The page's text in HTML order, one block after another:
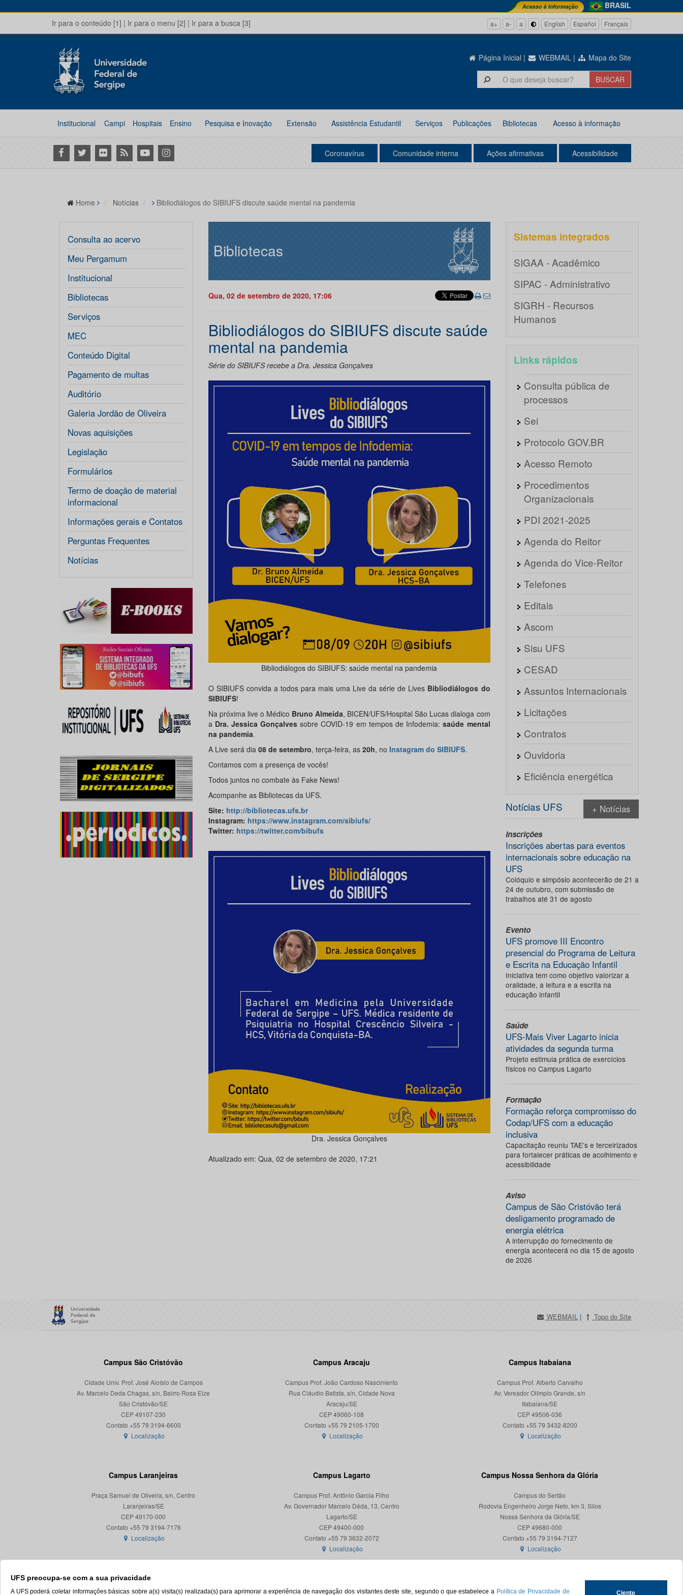
BRASIL
Ir para o conteúdo [1] | Ir para o menu [2] | Ir para a busca [3] a+ a- a English Español Français
Página Inicial | WEBMAIL | Mapa do Site
Institucional Campi Hospitais Ensino Pesquisa e Inovação Extensão Assistência Estudantil Serviços Publicações Bibliotecas Acesso à informação
Facebook
Twitter Flickr RSS YoutubeInstagram Coronavírus Comunidade interna Ações afirmativas Acessibilidade
UFS preocupa-se com a sua privacidade
A UFS poderá coletar informações básicas sobre a(s) visita(s) realizada(s) para aprimorar a experiência de navegação dos visitantes deste site, segundo o que estabelece a Política de Privacidade de Ciente
Home Notícias Bibliodiálogos do SIBIUFS discute saúde mental na pandemia
Consulta ao acervo
Meu Pergamum
Institucional
Bibliotecas
Serviços
MEC
Conteúdo Digital
Pagamento de multas
Auditório
Galeria Jordão de Oliveira
Novas aquisições
Legislação
Formulários
Termo de doação de material
informacional
Informações gerais e Contatos
Perguntas Frequentes
Notícias
Bibliotecas
Qua, 02 de setembro de 2020, 17:06
Bibliodiálogos do SIBIUFS discute saúde
mental na pandemia
Série do SIBIUFS recebe a Dra. Jessica Gonçalves
Bibliodiálogos do SIBIUFS: saúde mental na pandemia
O SIBIUFS convida a todos para mais uma Live da série de Lives Bibliodiálogos do
SIBIUFS!
Na próxima live o Médico Bruno Almeida, BICEN/UFS/Hospital São Lucas dialoga com
aDra. Jessica Gonçalves sobre COVID-19 em tempos de Infodemia:saúde mental
na pandemia.
A Live será dia 08 de setembro, terça-feira, as20h, no Instagram do SIBIUFS.
Contamos com a presença de vocês!
Todos juntos no combate às Fake News!
Acompanhe as Bibliotecas da UFS.
Site: http://bibliotecas.ufs.br
Instagram: https://www.instagram.com/sibiufs/
Twitter: https://twitter.com/bibufs
Dra. Jessica Gonçalves
Atualizado em: Qua, 02 de setembro de 2020, 17:21
Sistemas integrados
SIGAA - Acadêmico
SIPAC - Administrativo
SIGRH - Recursos
Humanos
Links rápidos
Consulta pública de
processos
Sei
Protocolo GOV.BR
Acesso Remoto
Procedimentos
Organizacionais
PDI 2021-2025
Agenda do Reitor
Agenda do Vice-Reitor
Telefones
Editais
Ascom
Sisu UFS
CESAD
Assuntos Internacionais
Licitações
Contratos
Ouvidoria
Eficiência energética
Notícias UFS + Notícias
Inscrições
Inscrições abertas para eventos
internacionais sobre educação na
UFS
Colóquio e simpósio acontecerão de 21 a
24 de outubro, com submissão de
trabalhos até 31 de agosto
Evento
UFS promove III Encontro
presencial do Programa de Leitura
e Escrita na Educação Infantil
Iniciativa tem como objetivo valorizar a
oralidade, a leitura e a escrita na
educação infantil
Saúde
UFS-Mais Viver Lagarto inicia
atividades da segunda turma
Projeto estimula prática de exercícios
físicos no Campus Lagarto
Formação
Formação reforça compromisso do
Codap/UFS com a educação
inclusiva
Capacitação reuniu TAE’s e terceirizados
para fortalecer práticas de acolhimento e
acessibilidade
Aviso
Campus de São Cristóvão terá
desligamento programado de
energia elétrica
A interrupção do fornecimento de
energia acontecerá no dia 15 de agosto
de 2026
WEBMAIL | Topo do Site
Campus São Cristóvão
Cidade Univ. Prof. José Aloísio de Campos
Av. Marcelo Deda Chagas, s/n, Bairro Rosa Elze
São Cristóvão/SE
CEP 49107-230
Localização
Campus Aracaju
Campus Prof. João Cardoso Nascimento
Rua Cláudio Batista, s/n, Cidade Nova
Aracaju/SE
CEP 49060-108
Localização
Campus Itabaiana
Campus Prof. Alberto Carvalho
Av. Vereador Olímpio Grande, s/n
Itabaiana/SE
CEP 49506-036
Localização
Campus Laranjeiras
Praça Samuel de Oliveira, s/n, Centro
Laranjeiras/SE
CEP 49170-000
Localização
Campus Lagarto
Campus Prof. Antônio Garcia Filho
Av. Governador Marcelo Déda, 13, Centro
Lagarto/SE
CEP 49400-000
Localização
Campus Nossa Senhora da Glória
Campus do Sertão
Rodovia Engenheiro Jorge Neto, km 3, Silos
Nossa Senhora da Glória/SE
CEP 49680-000
Contato +55 79 3194-7127
Localização